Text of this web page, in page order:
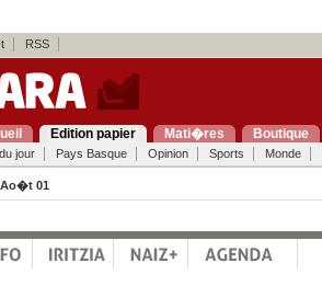
RSS
Edition papier Mati�res Boutique
jour Pays Basque Opinion Sports Monde
Ao�t 01